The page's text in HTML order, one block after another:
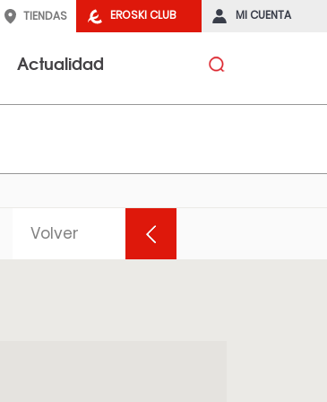
EROSKI CLUB MI CUENTA
TIENDAS
Actualidad
Volver